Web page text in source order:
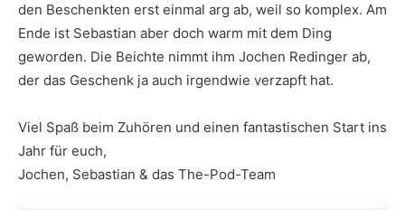
den Beschenkten erst einmal arg ab, weil so komplex. Am
Ende ist Sebastian aber doch warm mit dem Ding
geworden. Die Beichte nimmt ihm Jochen Redinger ab,
der das Geschenk ja auch irgendwie verzapft hat.
Viel Spaß beim Zuhören und einen fantastischen Start ins
Jahr für euch,
Jochen, Sebastian & das The-Pod-Team